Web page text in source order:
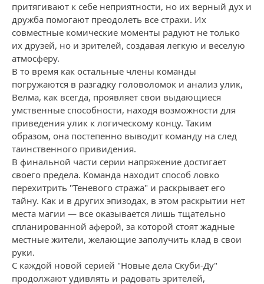
притягивают к себе неприятности, но их верный дух и
дружба помогают преодолеть все страхи. Их
совместные комические моменты радуют не только
их друзей, но и зрителей, создавая легкую и веселую
атмосферу.
В то время как остальные члены команды
погружаются в разгадку головоломок и анализ улик,
Велма, как всегда, проявляет свои выдающиеся
умственные способности, находя возможности для
приведения улик к логическому концу. Таким
образом, она постепенно выводит команду на след
таинственного привидения.
В финальной части серии напряжение достигает
своего предела. Команда находит способ ловко
перехитрить "Теневого стража" и раскрывает его
тайну. Как и в других эпизодах, в этом раскрытии нет
места магии — все оказывается лишь тщательно
спланированной аферой, за которой стоят жадные
местные жители, желающие заполучить клад в свои
руки.
С каждой новой серией "Новые дела Скуби-Ду"
продолжают удивлять и радовать зрителей,